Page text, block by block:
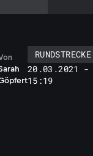
RUNDSTRECKE
20.03.2021 -
15:19